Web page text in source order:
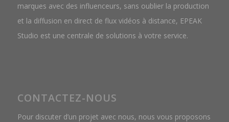
marques avec des influenceurs, sans oublier la production
et la diffusion en direct de flux vidéos à distance, EPEAK
Studio est une centrale de solutions à votre service.
CONTACTEZ-NOUS
Pour discuter d’un projet avec nous, nous vous proposons